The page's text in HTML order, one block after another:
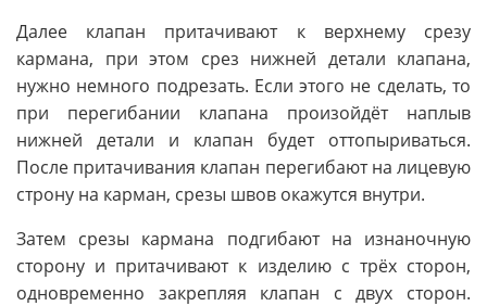
Далее клапан притачивают к верхнему срезу
кармана, при этом срез нижней детали клапана,
нужно немного подрезать. Если этого не сделать, то
при перегибании клапана произойдёт наплыв
нижней детали и клапан будет оттопыриваться.
После притачивания клапан перегибают на лицевую
строну на карман, срезы швов окажутся внутри.
Затем срезы кармана подгибают на изнаночную
сторону и притачивают к изделию с трёх сторон,
одновременно закрепляя клапан с двух сторон.